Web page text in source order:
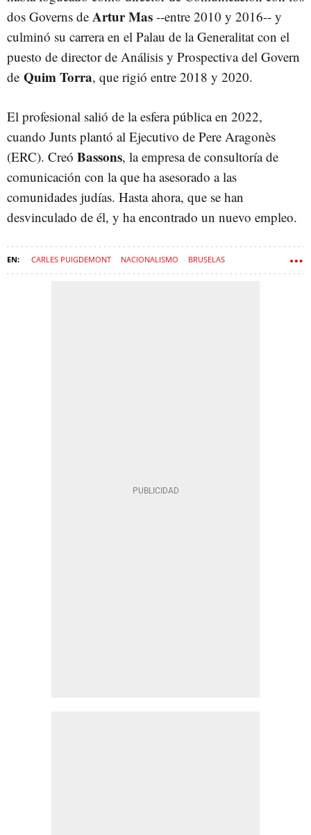
dos Governs de Artur Mas --entre 2010 y 2016-- y
culminó su carrera en el Palau de la Generalitat con el
puesto de director de Análisis y Prospectiva del Govern
de Quim Torra, que rigió entre 2018 y 2020.
El profesional salió de la esfera pública en 2022,
cuando Junts plantó al Ejecutivo de Pere Aragonès
(ERC). Creó Bassons, la empresa de consultoría de
comunicación con la que ha asesorado a las
comunidades judías. Hasta ahora, que se han
desvinculado de él, y ha encontrado un nuevo empleo.
CARLES PUIGDEMONT NACIONALISMO BRUSELAS